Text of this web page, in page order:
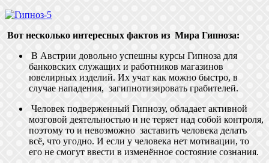
Вот несколько интересных фактов из Мира Гипноза:
В Австрии довольно успешны курсы Гипноза для
банковских служащих и работников магазинов
ювелирных изделий. Их учат как можно быстро, в
случае нападения, загипнотизировать грабителей.
Человек подверженный Гипнозу, обладает активной
мозговой деятельностью и не теряет над собой контроля,
поэтому то и невозможно заставить человека делать
всё, что угодно. И если у человека нет мотивации, то
его не смогут ввести в изменённое состояние сознания.